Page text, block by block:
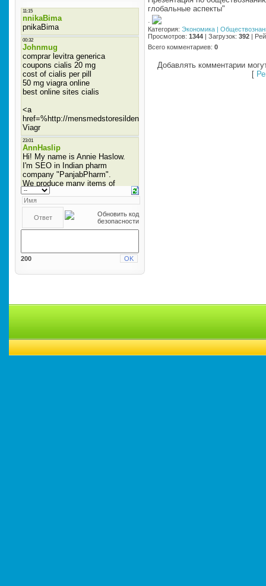
200
глобальные аспекты"
·
Категория: Экономика |
Просмотров: 1344 | Загрузок: 392 |
Всего комментариев: 0
Добавлять комментарии
[